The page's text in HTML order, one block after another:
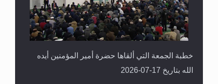
خطبة الجمعة التي ألقاها حضرة أمير المؤمنين أيده
الله بتاريخ 17-07-2026